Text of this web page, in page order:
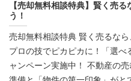
【売却無料相談特典】賢く売
う！
売却無料相談特典 賢く売るな
プロの技でピカピカに！「選
ャンペーン実施中！ 不動産の